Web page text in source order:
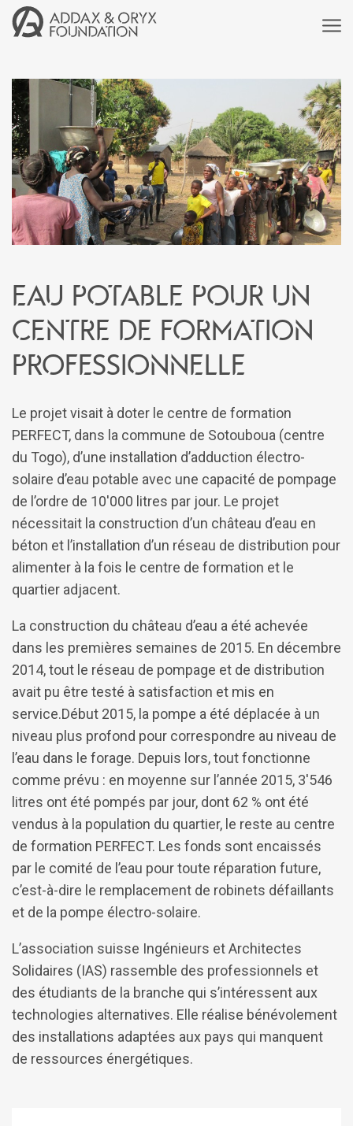
Eau potable pour un
centre de formation
professionnelle
Le projet visait à doter le centre de formation
PERFECT, dans la commune de Sotouboua (centre
du Togo), d’une installation d’adduction électro-
solaire d’eau potable avec une capacité de pompage
de l’ordre de 10'000 litres par jour. Le projet
nécessitait la construction d’un château d’eau en
béton et l’installation d’un réseau de distribution pour
alimenter à la fois le centre de formation et le
quartier adjacent.
La construction du château d’eau a été achevée
dans les premières semaines de 2015. En décembre
2014, tout le réseau de pompage et de distribution
avait pu être testé à satisfaction et mis en
service.Début 2015, la pompe a été déplacée à un
niveau plus profond pour correspondre au niveau de
l’eau dans le forage. Depuis lors, tout fonctionne
comme prévu : en moyenne sur l’année 2015, 3'546
litres ont été pompés par jour, dont 62 % ont été
vendus à la population du quartier, le reste au centre
de formation PERFECT. Les fonds sont encaissés
par le comité de l’eau pour toute réparation future,
c’est-à-dire le remplacement de robinets défaillants
et de la pompe électro-solaire.
L’association suisse Ingénieurs et Architectes
Solidaires (IAS) rassemble des professionnels et
des étudiants de la branche qui s’intéressent aux
technologies alternatives. Elle réalise bénévolement
des installations adaptées aux pays qui manquent
de ressources énergétiques.